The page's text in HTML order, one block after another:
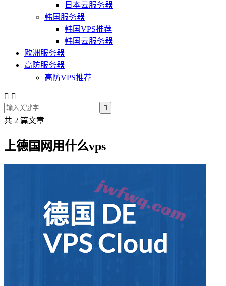
日本云服务器
韩国服务器
韩国VPS推荐
韩国云服务器
欧洲服务器
高防服务器
高防VPS推荐
 

共 2 篇文章
上德国网用什么vps